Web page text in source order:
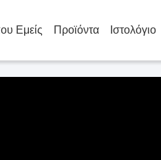
Εμείς Προϊόντα Ιστολόγιο